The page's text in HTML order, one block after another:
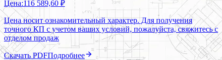
Цена:116 589,60 ₽
Цена носит ознакомительный характер. Для получения
точного КП с учетом ваших условий, пожалуйста, свяжитесь с
отделом продаж
Скачать PDFПодробнее